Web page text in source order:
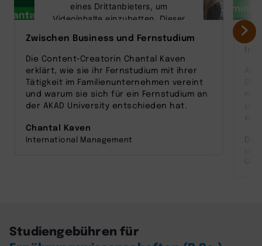
eines Drittanbieters, um
Videoinhalte einzubetten. Dieser
Aktivitäten sammeln. Bitte lesen
Sie die Details durch und stimmen
Sie der Nutzung des Service zu,
um dieses Video anzusehen.
Mehr Informationen
Zwischen Business und Fernstudium
Die Content‑Creatorin Chantal Kaven
erklärt, wie sie ihr Fernstudium mit ihrer
Tätigkeit im Familienunternehmen vereint
und warum sie sich für ein Fernstudium an
der AKAD University entschieden hat.
Chantal Kaven
International Management
Studiengebühren für